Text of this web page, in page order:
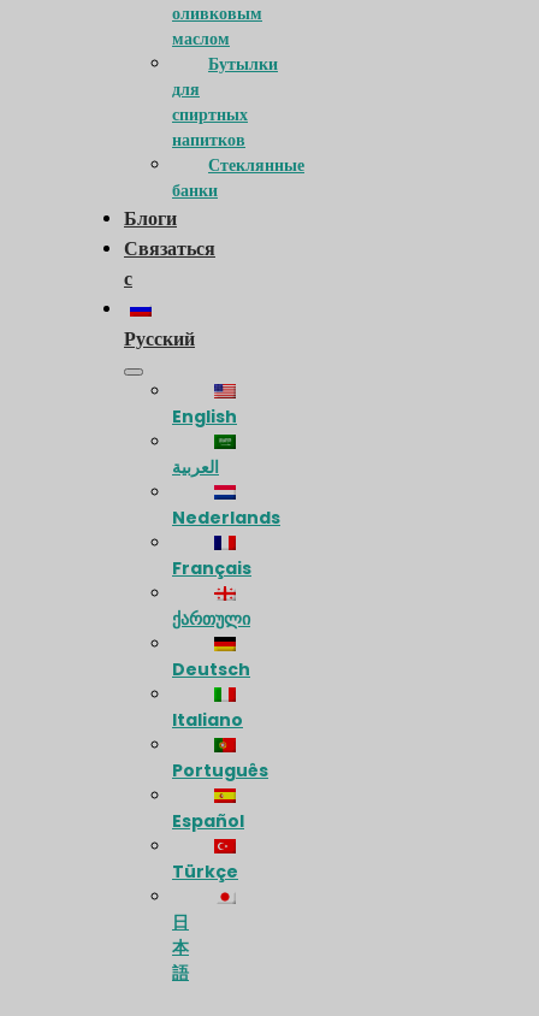
оливковым
маслом
Бутылки
для
спиртных
напитков
Стеклянные
банки
Блоги
Связаться
с
Русский
English
العربية
Nederlands
Français
ქართული
Deutsch
Italiano
Português
Español
Türkçe
日
本
語